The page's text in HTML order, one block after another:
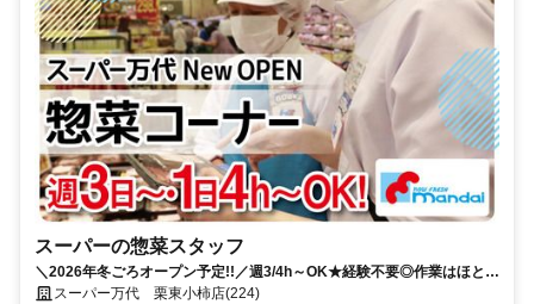
スーパーの惣菜スタッフ
＼2026年冬ごろオープン予定!!／週3/4h～OK★経験不要◎作業はほとん
ど機械で安心♪
スーパー万代 栗東小柿店(224)